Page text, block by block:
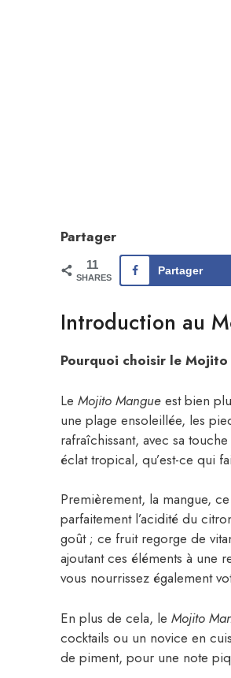
Partager
11
SHARES
Partager
Introduction au
Pourquoi choisir le Mojito
Le Mojito Mangue est bien
une plage ensoleillée, les
rafraîchissant, avec sa
éclat tropical, qu’est-ce qui
Premièrement, la mangue,
parfaitement l’acidité du
goût ; ce fruit regorge de
ajoutant ces éléments à une
vous nourrissez également
En plus de cela, le Mojito
cocktails ou un novice en
de piment, pour une note